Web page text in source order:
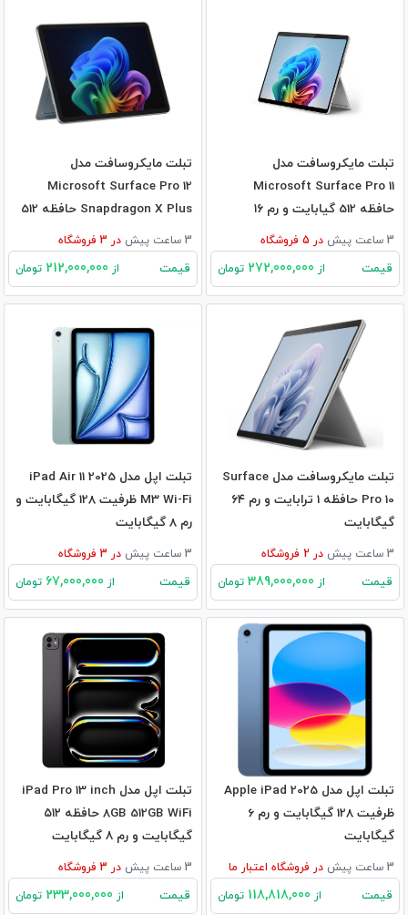
تبلت مایکروسافت مدل
Microsoft Surface Pro 11
حافظه 512 گیابایت و رم ۱۶
گیگابایت
3 ساعت پیش در فروشگاه
قیمت از تومان
تبلت مایکروسافت مدل
Microsoft Surface Pro 12
Snapdragon X Plus حافظه 512
گیگابایت و 16 گیگابایت رم
3 ساعت پیش در فروشگاه
قیمت از تومان
تبلت مایکروسافت مدل Surface
Pro 10 حافظه 1 ترابایت و رم ۶۴
گیگابایت
3 ساعت پیش در فروشگاه
قیمت از تومان
تبلت اپل مدل iPad Air 11 2025
M3 Wi-Fi ظرفیت 128 گیگابایت و
رم 8 گیگابایت
3 ساعت پیش در فروشگاه
قیمت از تومان
تبلت اپل مدل Apple iPad 2025
ظرفیت 128 گیگابایت و رم 6
گیگابایت
3 ساعت پیش در فروشگاه اعتبار ما
قیمت از تومان
تبلت اپل مدل iPad Pro 13 inch
8GB 512GB WiFi حافظه ۵۱۲
گیگابایت و رم ۸ گیگابایت
3 ساعت پیش در فروشگاه
قیمت از تومان